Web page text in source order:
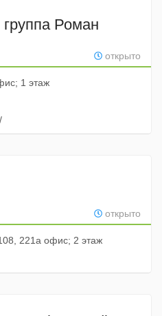
группа Роман
открыто
1 этаж
открыто
221а офис; 2 этаж